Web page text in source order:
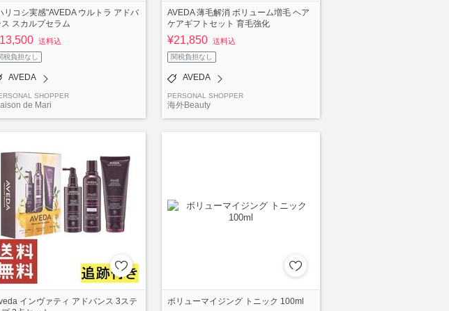
リコシ実感"AVEDA ウルトラ アドバ
ス スカルプセラム
送料込
税負担なし
AVEDA
SHOPPER
de Mari
AVEDA 薄毛解消 ボリューム増毛 ヘア
ケアギフトセット 育毛強化
¥21,850 送料込
関税負担なし
AVEDA
PERSONAL SHOPPER
海外Beauty
インヴァティ アドバンス 3ステ
ボリューマイジング トニック 100ml